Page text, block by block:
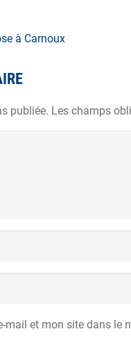
à Carnoux
publiée. Les champs
mail et mon site dans